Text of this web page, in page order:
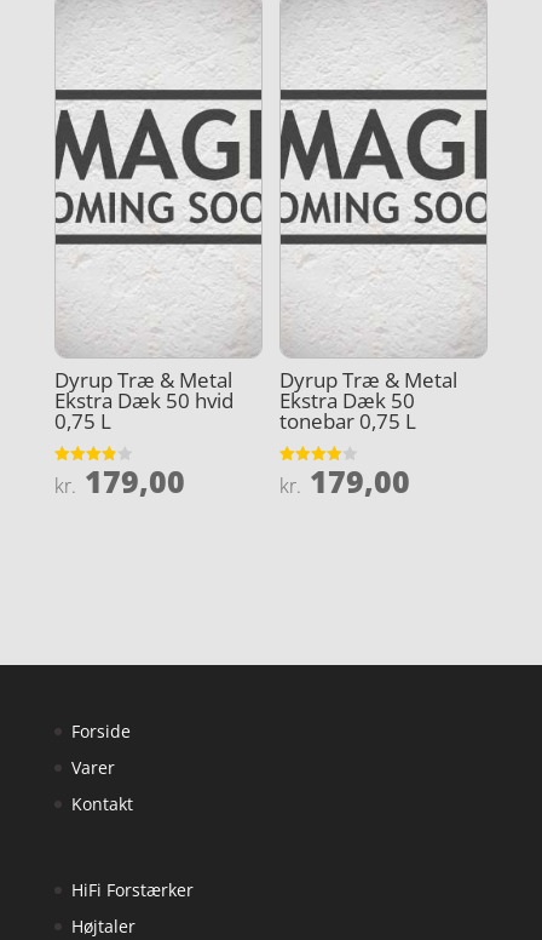
Dyrup Træ & Metal
Ekstra Dæk 50 hvid
0,75 L
Vurderet
3.9
kr. 179,00
Dyrup Træ & Metal
Ekstra Dæk 50
tonebar 0,75 L
Vurderet
3.9
kr. 179,00
Forside
Varer
Kontakt
HiFi Forstærker
Højtaler